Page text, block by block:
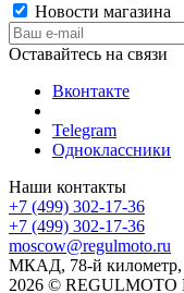
Новости магазина
Оставайтесь на связи
Вконтакте
Telegram
Одноклассники
Наши контакты
+7 (499) 302-17-36
+7 (499) 302-17-36
moscow@regulmoto.ru
МКАД, 78-й километр,
2026 © REGULMOTO